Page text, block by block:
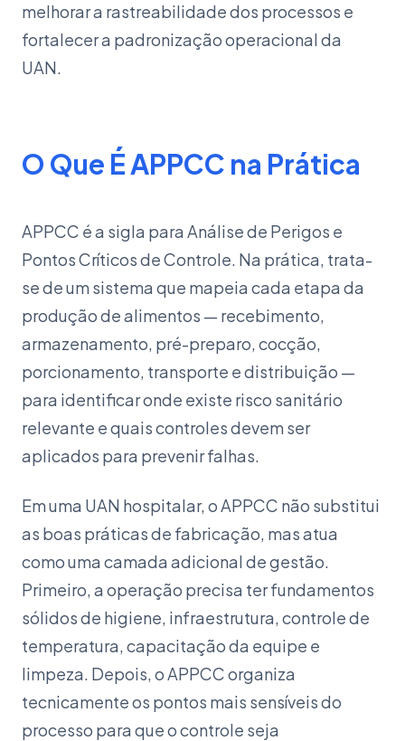
melhorar a rastreabilidade dos processos e
fortalecer a padronização operacional da
UAN.
O Que É APPCC na Prática
APPCC é a sigla para Análise de Perigos e
Pontos Críticos de Controle. Na prática, trata-
se de um sistema que mapeia cada etapa da
produção de alimentos — recebimento,
armazenamento, pré-preparo, cocção,
porcionamento, transporte e distribuição —
para identificar onde existe risco sanitário
relevante e quais controles devem ser
aplicados para prevenir falhas.
Em uma UAN hospitalar, o APPCC não substitui
as boas práticas de fabricação, mas atua
como uma camada adicional de gestão.
Primeiro, a operação precisa ter fundamentos
sólidos de higiene, infraestrutura, controle de
temperatura, capacitação da equipe e
limpeza. Depois, o APPCC organiza
tecnicamente os pontos mais sensíveis do
processo para que o controle seja